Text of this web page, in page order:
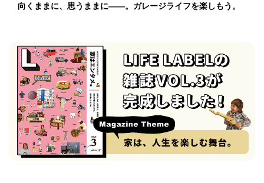
向くままに、思うままに——。ガレージライフを楽しもう。